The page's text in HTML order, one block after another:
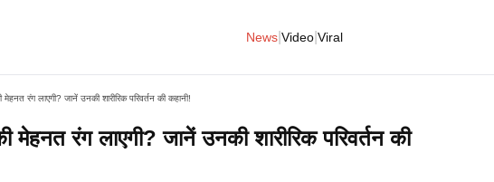
News Video Viral
रंग लाएगी? जानें उनकी शारीरिक परिवर्तन की कहानी!
रंग लाएगी? जानें उनकी शारीरिक परिवर्तन की